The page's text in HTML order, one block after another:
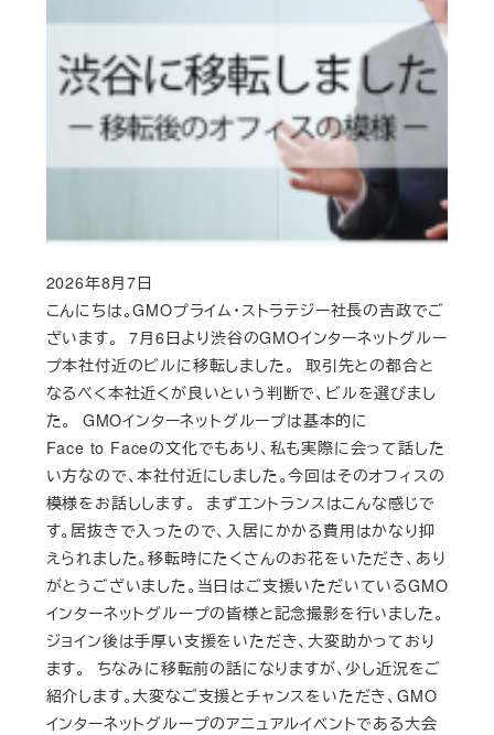
こんにちは。GMOプライム・ストラテジー社長の吉政でご
ざいます。 7月6日より渋谷のGMOインターネットグルー
プ本社付近のビルに移転しました。 取引先との都合と
なるべく本社近くが良いという判断で、ビルを選びまし
た。 GMOインターネットグループは基本的に
Face to Faceの文化でもあり、私も実際に会って話した
い方なので、本社付近にしました。今回はそのオフィスの
模様をお話しします。 まずエントランスはこんな感じで
す。居抜きで入ったので、入居にかかる費用はかなり抑
えられました。移転時にたくさんのお花をいただき、あり
がとうございました。当日はご支援いただいているGMO
インターネットグループの皆様と記念撮影を行いました。
ジョイン後は手厚い支援をいただき、大変助かっており
ます。 ちなみに移転前の話になりますが、少し近況をご
紹介します。大変なご支援とチャンスをいただき、GMO
インターネットグループのアニュアルイベントである大会
Published
2026年8月7日